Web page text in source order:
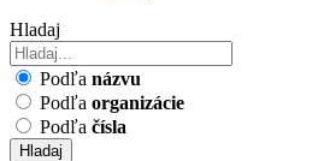
Hladaj
Podľa názvu
Podľa organizácie
Podľa čísla
Hladaj